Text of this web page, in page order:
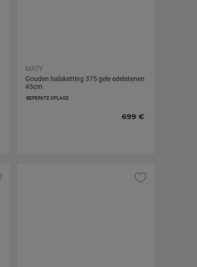
MATY
Gouden halsketting 375 gele edelstenen
45cm
BEPERKTE OPLAGE
699 €